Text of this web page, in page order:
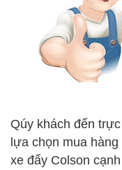
Qúy khách đến
lựa chọn mua
xe đẩy Colson